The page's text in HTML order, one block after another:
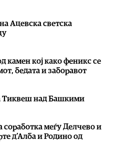
Ацевска светска
камен кој како феникс се
бедата и заборавот
Тиквеш над Башкими
меѓу Делчево и
д’Алба и Родино од